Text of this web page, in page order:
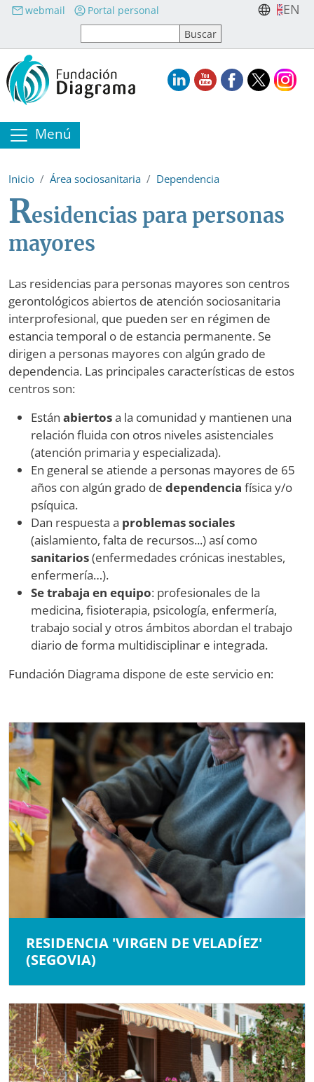
Pasar al contenido principal
webmail Portal personal EN
Menú
Inicio Área sociosanitaria Dependencia
Residencias para personas
mayores
Las residencias para personas mayores son centros
gerontológicos abiertos de atención sociosanitaria
interprofesional, que pueden ser en régimen de
estancia temporal o de estancia permanente. Se
dirigen a personas mayores con algún grado de
dependencia. Las principales características de estos
centros son:
Están abiertosa la comunidad y mantienen una
relación fluida con otros niveles asistenciales
(atención primaria y especializada).
En general se atiende a personas mayores de 65
años con algún grado de dependencia física y/o
psíquica.
Dan respuesta a problemas sociales
(aislamiento, falta de recursos...) así como
sanitarios(enfermedades crónicas inestables,
enfermería…).
Se trabaja en equipo: profesionales de la
medicina, fisioterapia, psicología, enfermería,
trabajo social y otros ámbitos abordan el trabajo
diario de forma multidisciplinar e integrada.
Fundación Diagrama dispone de este servicio en:
RESIDENCIA 'VIRGEN DE VELADÍEZ'
(SEGOVIA)